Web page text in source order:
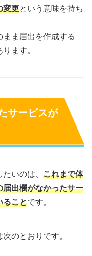
変更という意味を持ち
ま届出を作成する
ます。
サービスが
いのは、 これまで体
出欄がなかったサー
ることです。
のとおりです。